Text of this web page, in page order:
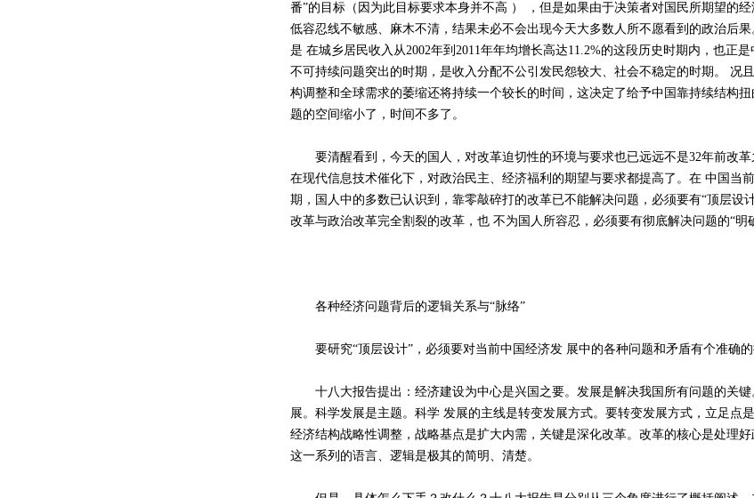
番”的目标（因为此目标要求本身并不高 ） ，但是如果由于决策者对国民所期望的
低容忍线不敏感、麻木不清，结果未必不会出现今天大多数人所不愿看到的政治后
是 在城乡居民收入从2002年到2011年年均增长高达11.2%的这段历史时期内，也正
不可持续问题突出的时期，是收入分配不公引发民怨较大、社会不稳定的时期。 况
构调整和全球需求的萎缩还将持续一个较长的时间，这决定了给予中国靠持续结构
题的空间缩小了，时间不多了。
要清醒看到，今天的国人，对改革迫切性的环境与要求也已远远不是32年前改革
在现代信息技术催化下，对政治民主、经济福利的期望与要求都提高了。在 中国当
期，国人中的多数已认识到，靠零敲碎打的改革已不能解决问题，必须要有“顶层设
改革与政治改革完全割裂的改革，也 不为国人所容忍，必须要有彻底解决问题的“明
各种经济问题背后的逻辑关系与“脉络”
要研究“顶层设计”，必须要对当前中国经济发 展中的各种问题和矛盾有个准确的
十八大报告提出：经济建设为中心是兴国之要。发展是解决我国所有问题的关键
展。科学发展是主题。科学 发展的主线是转变发展方式。要转变发展方式，立足点
经济结构战略性调整，战略基点是扩大内需，关键是深化改革。改革的核心是处理好
这一系列的语言、逻辑是极其的简明、清楚。